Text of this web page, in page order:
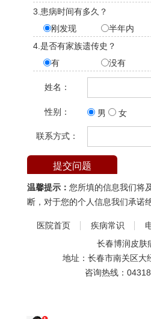
3.患病时间有多久？
刚发现
半年内
4.是否有家族遗传史？
有
没有
姓名：
性别： 男 女
联系方式：
温馨提示： 您所填的信息我们将
断，对于您的个人信息我们承诺
医院首页 疾病常识
长春博润皮肤
地址：长春市南关区大
咨询热线：